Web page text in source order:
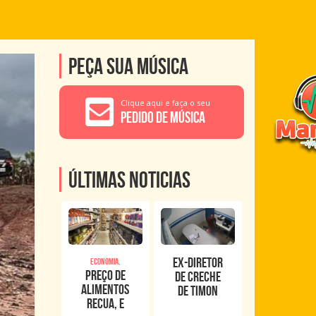
Peça sua música
Clique aqui e faça o seu
Pedido de Música
Últimas noticias
Economia,
Preço de
alimentos
recua, e
Ex-diretor
de creche
de Timon